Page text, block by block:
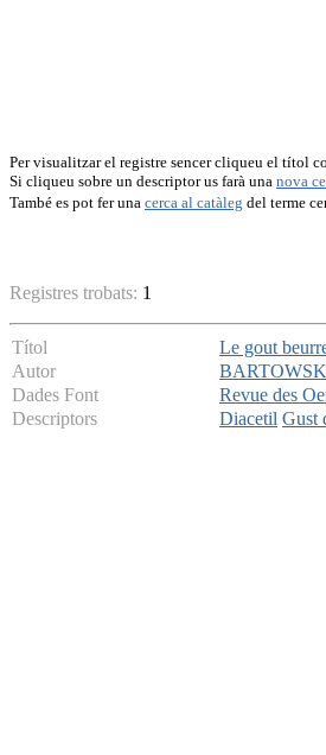
Per visualitzar el registre sencer cliqueu el títol
Si cliqueu sobre un descriptor us farà una nova
També es pot fer una cerca al catàleg del terme
Registres trobats: 1
Títol
Le gout
Autor
Dades Font
Revue des
Descriptors
Diacetil Gust